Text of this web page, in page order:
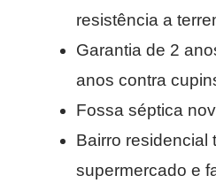
resistência a
Garantia de 2
anos contra
Fossa séptica
Bairro residencial
supermercado e